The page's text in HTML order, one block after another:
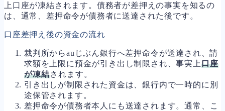
上口座が凍結されます。債務者が差押えの事実を知るの
は、通常、差押命令が債務者に送達された後です。
口座差押え後の資金の流れ
裁判所からauじぶん銀行へ差押命令が送達され、請
求額を上限に預金が引き出し制限され、事実上口座
が凍結されます。
引き出しが制限された資金は、銀行内で一時的に別
途保管されます。
差押命令が債務者本人にも送達されます。通常、こ